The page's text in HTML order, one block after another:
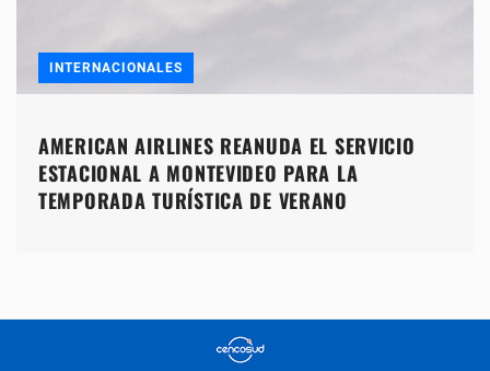
INTERNACIONALES
AMERICAN AIRLINES REANUDA EL SERVICIO
ESTACIONAL A MONTEVIDEO PARA LA
TEMPORADA TURÍSTICA DE VERANO